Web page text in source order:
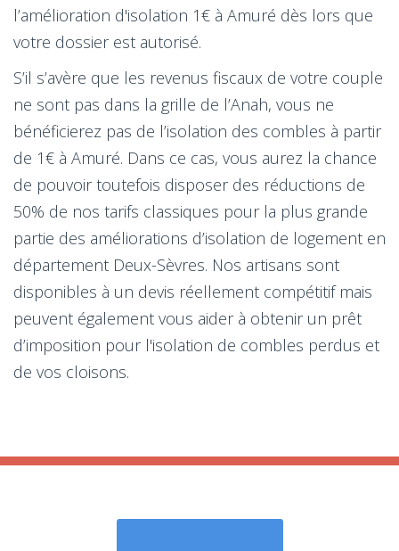
l’amélioration d'isolation 1€ à Amuré dès lors que
votre dossier est autorisé.
S’il s’avère que les revenus fiscaux de votre couple
ne sont pas dans la grille de l’Anah, vous ne
bénéficierez pas de l’isolation des combles à partir
de 1€ à Amuré. Dans ce cas, vous aurez la chance
de pouvoir toutefois disposer des réductions de
50% de nos tarifs classiques pour la plus grande
partie des améliorations d’isolation de logement en
département Deux-Sèvres. Nos artisans sont
disponibles à un devis réellement compétitif mais
peuvent également vous aider à obtenir un prêt
d’imposition pour l'isolation de combles perdus et
de vos cloisons.